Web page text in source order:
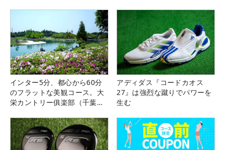
インター5分、都心から60分
のフラットな美観コース。大
栄カントリー俱楽部（千葉
アディダス『コードカオス
27』は強烈な蹴りでパワーを
生む